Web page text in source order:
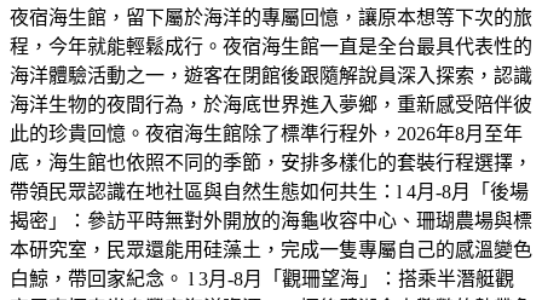
夜宿海生館，留下屬於海洋的專屬回憶，讓原本想等下次的旅
程，今年就能輕鬆成行。夜宿海生館一直是全台最具代表性的
海洋體驗活動之一，遊客在閉館後跟隨解說員深入探索，認識
海洋生物的夜間行為，於海底世界進入夢鄉，重新感受陪伴彼
此的珍貴回憶。夜宿海生館除了標準行程外，2026年8月至年
底，海生館也依照不同的季節，安排多樣化的套裝行程選擇，
帶領民眾認識在地社區與自然生態如何共生：l 4月-8月「後場
揭密」：參訪平時無對外開放的海龜收容中心、珊瑚農場與標
本研究室，民眾還能用硅藻土，完成一隻專屬自己的感溫變色
白鯨，帶回家紀念。 l 3月-8月「觀珊望海」：搭乘半潛艇觀